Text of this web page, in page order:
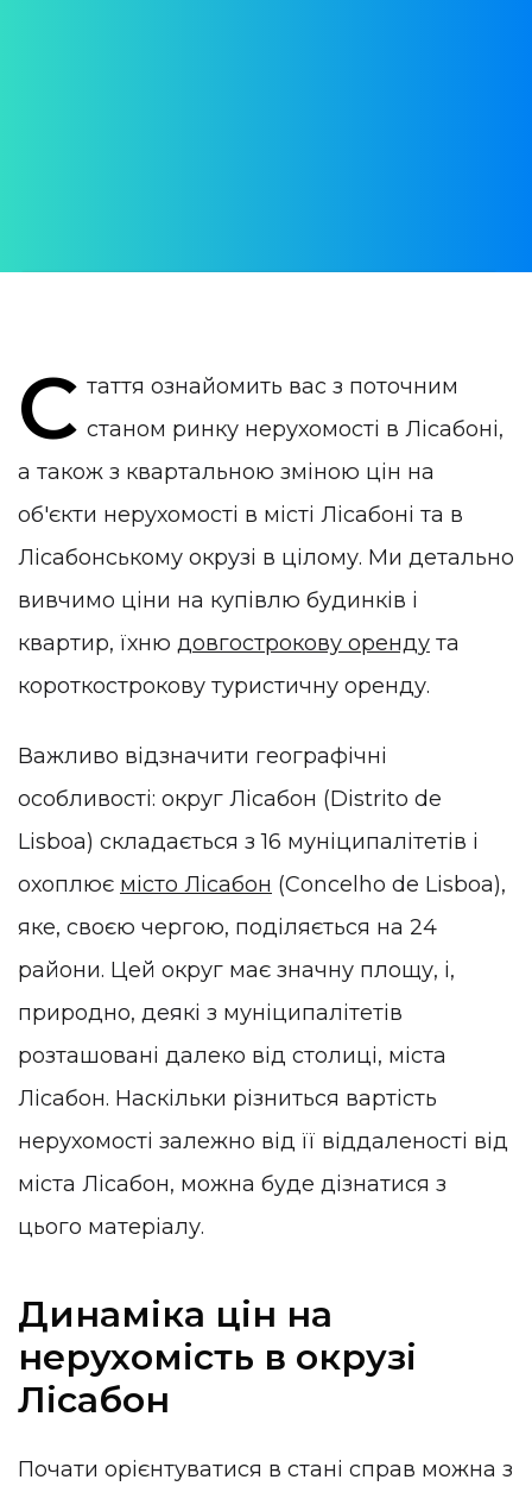
С таття ознайомить вас з поточним
станом ринку нерухомості в Лісабоні,
а також з квартальною зміною цін на
об'єкти нерухомості в місті Лісабоні та в
Лісабонському окрузі в цілому. Ми детально
вивчимо ціни на купівлю будинків і
квартир, їхню довгострокову оренду та
короткострокову туристичну оренду.
Важливо відзначити географічні
особливості: округ Лісабон (Distrito de
Lisboa) складається з 16 муніципалітетів і
охоплює місто Лісабон (Concelho de Lisboa),
яке, своєю чергою, поділяється на 24
райони. Цей округ має значну площу, і,
природно, деякі з муніципалітетів
розташовані далеко від столиці, міста
Лісабон. Наскільки різниться вартість
нерухомості залежно від її віддаленості від
міста Лісабон, можна буде дізнатися з
цього матеріалу.
Динаміка цін на
нерухомість в окрузі
Лісабон
Почати орієнтуватися в стані справ можна з